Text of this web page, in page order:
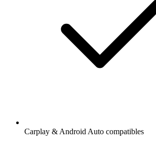
Carplay & Android Auto compatibles